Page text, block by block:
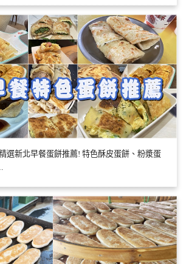
選新北早餐蛋餅推薦! 特色酥皮蛋餅、粉漿蛋